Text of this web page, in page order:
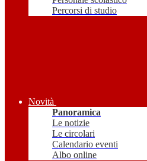
Percorsi di studio
Novità
Panoramica
Le notizie
Le circolari
Calendario eventi
Albo online